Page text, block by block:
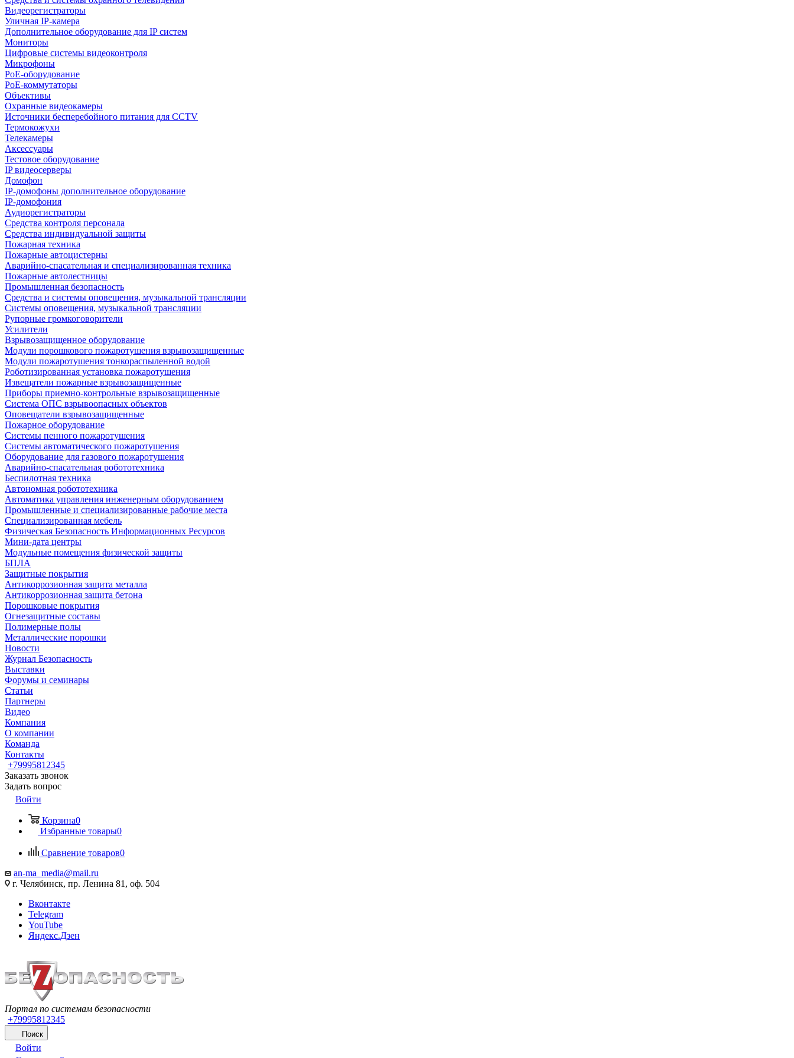
Видеорегистраторы
Уличная IP-камера
Дополнительное оборудование для IP систем
Мониторы
Цифровые системы видеоконтроля
Микрофоны
PoE-оборудование
PoE-коммутаторы
Объективы
Охранные видеокамеры
Источники бесперебойного питания для CCTV
Термокожухи
Телекамеры
Аксессуары
Тестовое оборудование
IP видеосерверы
Домофон
IP-домофоны дополнительное оборудование
IP-домофония
Аудиорегистраторы
Средства контроля персонала
Средства индивидуальной защиты
Пожарная техника
Пожарные автоцистерны
Аварийно-спасательная и специализированная техника
Пожарные автолестницы
Промышленная безопасность
Средства и системы оповещения, музыкальной трансляции
Системы оповещения, музыкальной трансляции
Рупорные громкоговорители
Усилители
Взрывозащищенное оборудование
Модули порошкового пожаротушения взрывозащищенные
Модули пожаротушения тонкораспыленной водой
Роботизированная установка пожаротушения
Извещатели пожарные взрывозащищенные
Приборы приемно-контрольные взрывозащищенные
Система ОПС взрывоопасных объектов
Оповещатели взрывозащищенные
Пожарное оборудование
Системы пенного пожаротушения
Системы автоматического пожаротушения
Оборудование для газового пожаротушения
Аварийно-спасательная робототехника
Беспилотная техника
Автономная робототехника
Автоматика управления инженерным оборудованием
Промышленные и специализированные рабочие места
Специализированная мебель
Физическая Безопасность Информационных Ресурсов
Мини-дата центры
Модульные помещения физической защиты
БПЛА
Защитные покрытия
Антикоррозионная защита металла
Антикоррозионная защита бетона
Порошковые покрытия
Огнезащитные составы
Полимерные полы
Металлические порошки
Новости
Журнал Безопасность
Выставки
Форумы и семинары
Статьи
Партнеры
Видео
Компания
О компании
Команда
Контакты
+79995812345
Заказать звонок
Задать вопрос
Войти
Корзина0
Избранные товары0
Сравнение товаров0
an-ma_media@mail.ru
г. Челябинск, пр. Ленина 81, оф. 504
Вконтакте
Telegram
YouTube
Яндекс.Дзен
Портал по системам безопасности
+79995812345
Поиск
Войти